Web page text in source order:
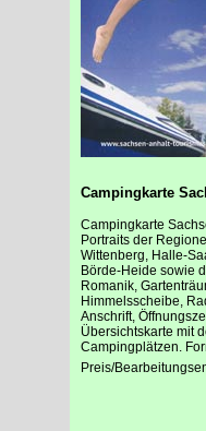
Campingkarte
Campingkarte
Portraits der
Wittenberg, Halle-
Börde-Heide sowie
Romanik,
Himmelsscheibe,
Anschrift,
Übersichtskarte mit
Campingplätzen.
Preis/